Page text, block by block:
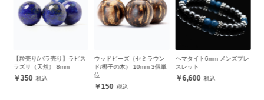
【粒売り/バラ売り】ラピス
ラズリ（天然） 8mm
350
ウッドビーズ（セミラウン
ド/椰子の木） 10mm 3個単
位
150
ヘマタイト6mm メンズブレ
スレット
6,600